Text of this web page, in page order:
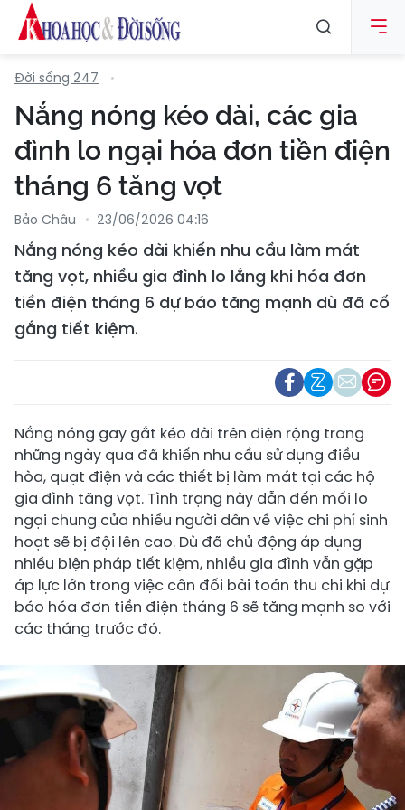
Đời sống 247
Nắng nóng kéo dài, các gia
đình lo ngại hóa đơn tiền điện
tháng 6 tăng vọt
Bảo Châu 23/06/2026 04:16
Nắng nóng kéo dài khiến nhu cầu làm mát
tăng vọt, nhiều gia đình lo lắng khi hóa đơn
tiền điện tháng 6 dự báo tăng mạnh dù đã cố
gắng tiết kiệm.
Nắng nóng gay gắt kéo dài trên diện rộng trong
những ngày qua đã khiến nhu cầu sử dụng điều
hòa, quạt điện và các thiết bị làm mát tại các hộ
gia đình tăng vọt. Tình trạng này dẫn đến mối lo
ngại chung của nhiều người dân về việc chi phí sinh
hoạt sẽ bị đội lên cao. Dù đã chủ động áp dụng
nhiều biện pháp tiết kiệm, nhiều gia đình vẫn gặp
áp lực lớn trong việc cân đối bài toán thu chi khi dự
báo hóa đơn tiền điện tháng 6 sẽ tăng mạnh so với
các tháng trước đó.